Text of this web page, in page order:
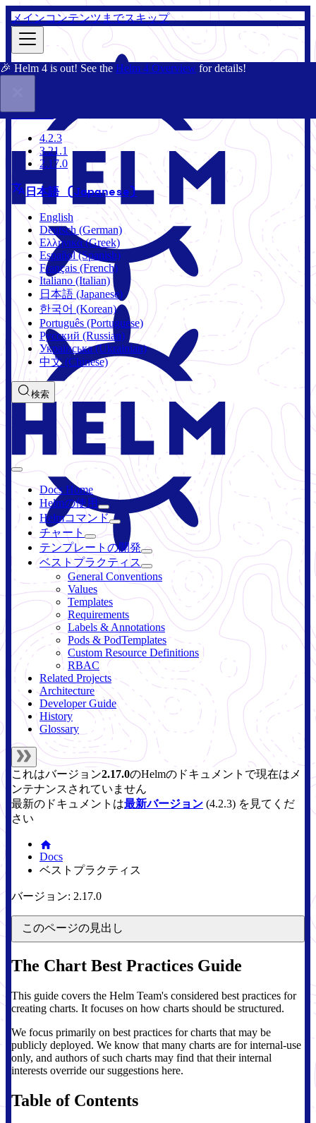
メインコンテンツまでスキップ
🎉 Helm 4 is out! See the Helm 4 Overview for details!
2.17.0
4.2.3
3.21.1
2.17.0
日本語 (Japanese)
English
Deutsch (German)
Ελληνικά (Greek)
Español (Spanish)
Français (French)
Italiano (Italian)
日本語 (Japanese)
한국어 (Korean)
Português (Portuguese)
Русский (Russian)
Українська (Ukrainian)
中文 (Chinese)
検索
Docs Home
Helmの使用
Helmコマンド
チャート
テンプレートの開発
ベストプラクティス
General Conventions
Values
Templates
Requirements
Labels & Annotations
Pods & PodTemplates
Custom Resource Definitions
RBAC
Related Projects
Architecture
Developer Guide
History
Glossary
これはバージョン2.17.0のHelmのドキュメントで現在はメ
ンテナンスされていません
最新のドキュメントは最新バージョン (4.2.3) を見てくだ
さい
Docs
ベストプラクティス
バージョン: 2.17.0
このページの見出し
The Chart Best Practices Guide
This guide covers the Helm Team's considered best practices for
creating charts. It focuses on how charts should be structured.
We focus primarily on best practices for charts that may be
publicly deployed. We know that many charts are for internal-use
only, and authors of such charts may find that their internal
interests override our suggestions here.
Table of Contents